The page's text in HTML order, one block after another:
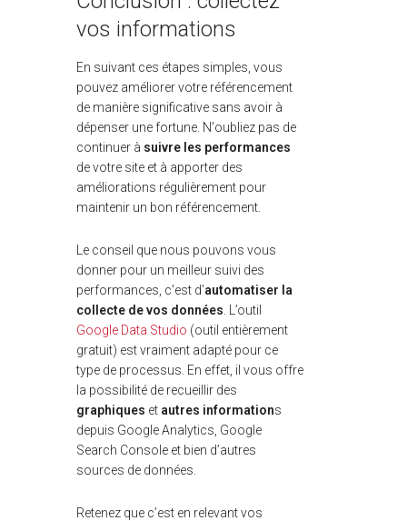
vos informations
En suivant ces étapes simples, vous
pouvez améliorer votre référencement
de manière significative sans avoir à
dépenser une fortune. N'oubliez pas de
continuer à suivre les performances
de votre site et à apporter des
améliorations régulièrement pour
maintenir un bon référencement.
Le conseil que nous pouvons vous
donner pour un meilleur suivi des
performances, c'est d’automatiser la
collecte de vos données . L’outil
Google Data Studio (outil entièrement
gratuit) est vraiment adapté pour ce
type de processus. En effet, il vous offre
la possibilité de recueillir des
graphiques et autres informations
depuis Google Analytics, Google
Search Console et bien d’autres
sources de données.
Retenez que c’est en relevant vos